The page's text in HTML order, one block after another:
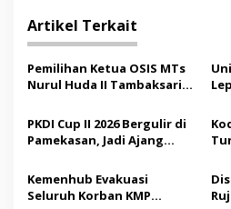
a
s
i
o
Artikel Terkait
Pemilihan Ketua OSIS MTs
Nurul Huda II Tambaksari
Demokrasi bagi Siswa
PKDI Cup II 2026 Bergulir di
Pamekasan, Jadi Ajang
Madura
Kemenhub Evakuasi
Seluruh Korban KMP